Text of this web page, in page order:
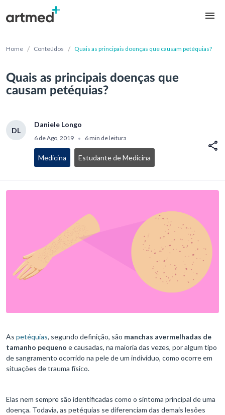
Home / Conteúdos / Quais as principais doenças que causam petéquias?
Quais as principais doenças que
causam petéquias?
DL
Daniele Longo
6 de Ago, 2019 • 6 min de leitura
Medicina Estudante de Medicina
As petéquias, segundo definição, são manchas avermelhadas de
tamanho pequeno e causadas, na maioria das vezes, por algum tipo
de sangramento ocorrido na pele de um indivíduo, como ocorre em
situações de trauma físico.
Elas nem sempre são identificadas como o sintoma principal de uma
doença. Todavia, as petéquias se diferenciam das demais lesões